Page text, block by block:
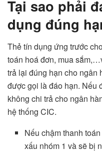
Tại sao phải
dụng đúng
Thẻ tín dụng ứng trước
toán hoá đơn, mua
trả lại đúng hạn cho ngân
được gọi là đáo hạn. Nếu
không chi trả cho ngân
hệ thống CIC.
Nếu chậm thanh
xấu nhóm 1 và sẽ bị